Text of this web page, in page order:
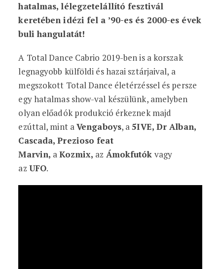
hatalmas, lélegzetelállító fesztivál
keretében idézi fel a ’90-es és 2000-es évek
buli hangulatát!
A Total Dance Cabrio 2019-ben is a korszak
legnagyobb külföldi és hazai sztárjaival, a
megszokott Total Dance életérzéssel és persze
egy hatalmas show-val készülünk, amelyben
olyan előadók produkció érkeznek majd
ezúttal, mint aVengaboys, a5IVE, Dr Alban,
Cascada, Prezioso feat
Marvin, aKozmix, az Ámokfutók vagy
az UFO.